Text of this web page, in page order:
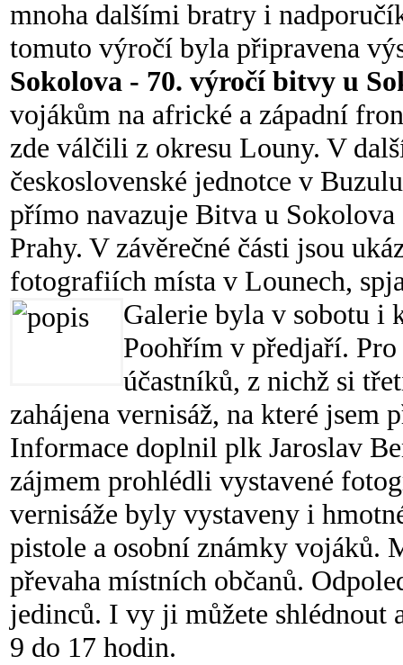
mnoha dalšími bratry i
tomuto výročí byla připravena
Sokolova - 70. výročí bitvy u
vojákům na africké a západní
zde válčili z okresu Louny. V
československé jednotce v
přímo navazuje Bitva u Sokolova
Prahy. V závěrečné části jsou
fotografiích místa v Lounech,
Galerie byla v sobotu i
Poohřím v předjaří.
účastníků, z nichž si
zahájena vernisáž, na které
Informace doplnil plk Jaroslav
zájmem prohlédli vystavené
vernisáže byly vystaveny i
pistole a osobní známky vojáků.
převaha místních občanů.
jedinců. I vy ji můžete shlédnout
9 do 17 hodin.